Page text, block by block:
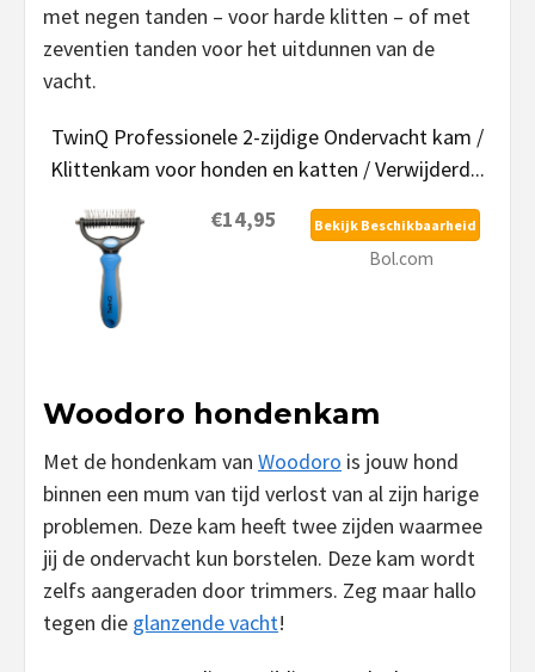
met negen tanden – voor harde klitten – of met
zeventien tanden voor het uitdunnen van de
vacht.
TwinQ Professionele 2-zijdige Ondervacht kam /
Klittenkam voor honden en katten / Verwijderd...
€14,95
Bekijk Beschikbaarheid
Bol.com
Woodoro hondenkam
Met de hondenkam van Woodoro is jouw hond
binnen een mum van tijd verlost van al zijn harige
problemen. Deze kam heeft twee zijden waarmee
jij de ondervacht kun borstelen. Deze kam wordt
zelfs aangeraden door trimmers. Zeg maar hallo
tegen die glanzende vacht!